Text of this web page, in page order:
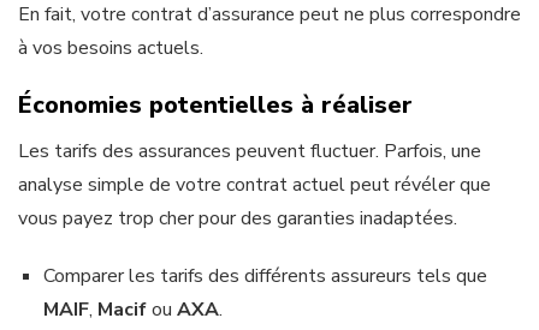
En fait, votre contrat d’assurance peut ne plus correspondre
à vos besoins actuels.
Économies potentielles à réaliser
Les tarifs des assurances peuvent fluctuer. Parfois, une
analyse simple de votre contrat actuel peut révéler que
vous payez trop cher pour des garanties inadaptées.
Comparer les tarifs des différents assureurs tels que
MAIF, Macifou AXA.